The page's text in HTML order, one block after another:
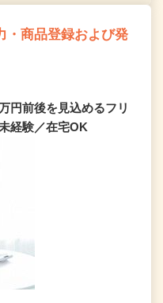
・商品登録および発
円前後を見込めるフリ
経験／在宅OK